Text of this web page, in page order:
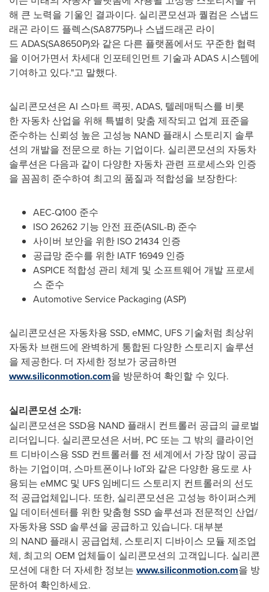
해 큰 노력을 기울인 결과이다. 실리콘모션과 퀄컴은 스냅드
래곤 라이드 플렉스(SA8775P)나 스냅드래곤 라이
드 ADAS(SA8650P)와 같은 다른 플랫폼에서도 꾸준한 협력
을 이어가면서 차세대 인포테인먼트 기술과 ADAS 시스템에
기여하고 있다."고 말했다.
실리콘모션은 AI 스마트 콕핏, ADAS, 텔레매틱스를 비롯
한 자동차 산업을 위해 특별히 맞춤 제작되고 업계 표준을
준수하는 신뢰성 높은 고성능 NAND 플래시 스토리지 솔루
션의 개발을 전문으로 하는 기업이다. 실리콘모션의 자동차
솔루션은 다음과 같이 다양한 자동차 관련 프로세스와 인증
을 꼼꼼히 준수하여 최고의 품질과 적합성을 보장한다:
AEC-Q100 준수
ISO 26262 기능 안전 표준(ASIL-B) 준수
사이버 보안을 위한 ISO 21434 인증
공급망 준수를 위한 IATF 16949 인증
ASPICE 적합성 관리 체계 및 소프트웨어 개발 프로세
스 준수
Automotive Service Packaging (ASP)
실리콘모션은 자동차용 SSD, eMMC, UFS 기술처럼 최상위
자동차 브랜드에 완벽하게 통합된 다양한 스토리지 솔루션
을 제공한다. 더 자세한 정보가 궁금하면
www.siliconmotion.com을 방문하여 확인할 수 있다.
실리콘모션 소개:
실리콘모션은 SSD용 NAND 플래시 컨트롤러 공급의 글로벌
리더입니다. 실리콘모션은 서버, PC 또는 그 밖의 클라이언
트 디바이스용 SSD 컨트롤러를 전 세계에서 가장 많이 공급
하는 기업이며, 스마트폰이나 IoT와 같은 다양한 용도로 사
용되는 eMMC 및 UFS 임베디드 스토리지 컨트롤러의 선도
적 공급업체입니다. 또한, 실리콘모션은 고성능 하이퍼스케
일 데이터센터를 위한 맞춤형 SSD 솔루션과 전문적인 산업/
자동차용 SSD 솔루션을 공급하고 있습니다. 대부분
의 NAND 플래시 공급업체, 스토리지 디바이스 모듈 제조업
체, 최고의 OEM 업체들이 실리콘모션의 고객입니다. 실리콘
모션에 대한 더 자세한 정보는 www.siliconmotion.com을 방
문하여 확인하세요.